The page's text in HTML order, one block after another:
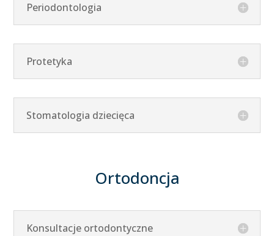
Periodontologia
Protetyka
Stomatologia dziecięca
Ortodoncja
Konsultacje ortodontyczne